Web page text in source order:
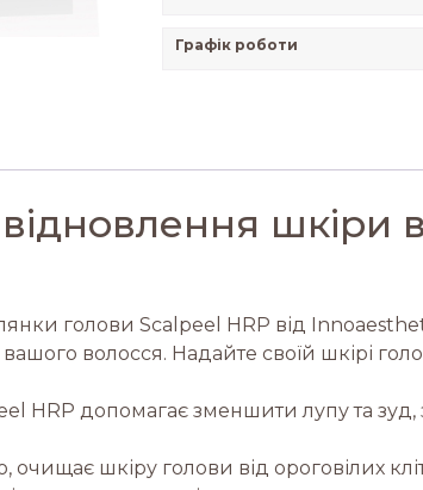
Графік роботи
шкіри
голови Scalpeel HRP від
волосся. Надайте своїй шкірі
HRP допомагає зменшити лупу та
шкіру голови від ороговілих